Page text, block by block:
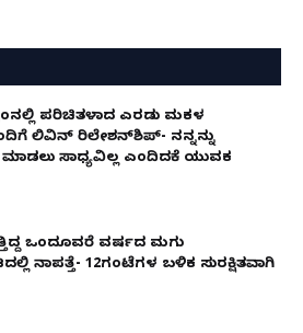
ಪರಿಚಿತಳಾದ ಎರಡು ಮಕ್ಕಳ
ಲಿವಿನ್ ರಿಲೇಶನ್​ಶಿಪ್- ನನ್ನನ್ನು
ಸಾಧ್ಯವಿಲ್ಲ ಎಂದಿದಕ್ಕೆ ಯುವಕ
ಒಂದೂವರೆ ವರ್ಷದ ಮಗು
ನಾಪತ್ತೆ- 12ಗಂಟೆಗಳ ಬಳಿಕ ಸುರಕ್ಷಿತವಾಗಿ